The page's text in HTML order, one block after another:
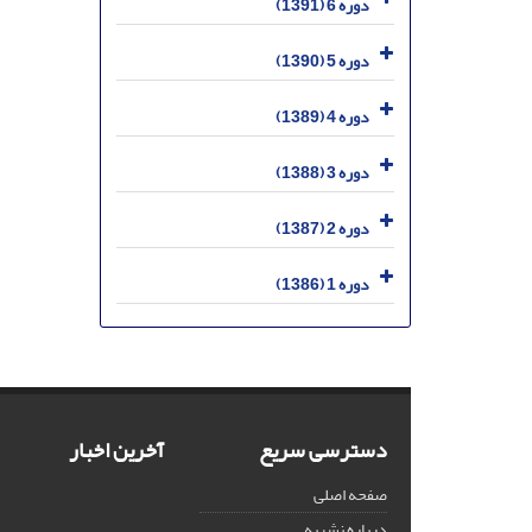
دوره 5 (1390)
دوره 4 (1389)
دوره 3 (1388)
دوره 2 (1387)
دوره 1 (1386)
دسترسی سریع
صفحه اصلی
آخرین اخبار